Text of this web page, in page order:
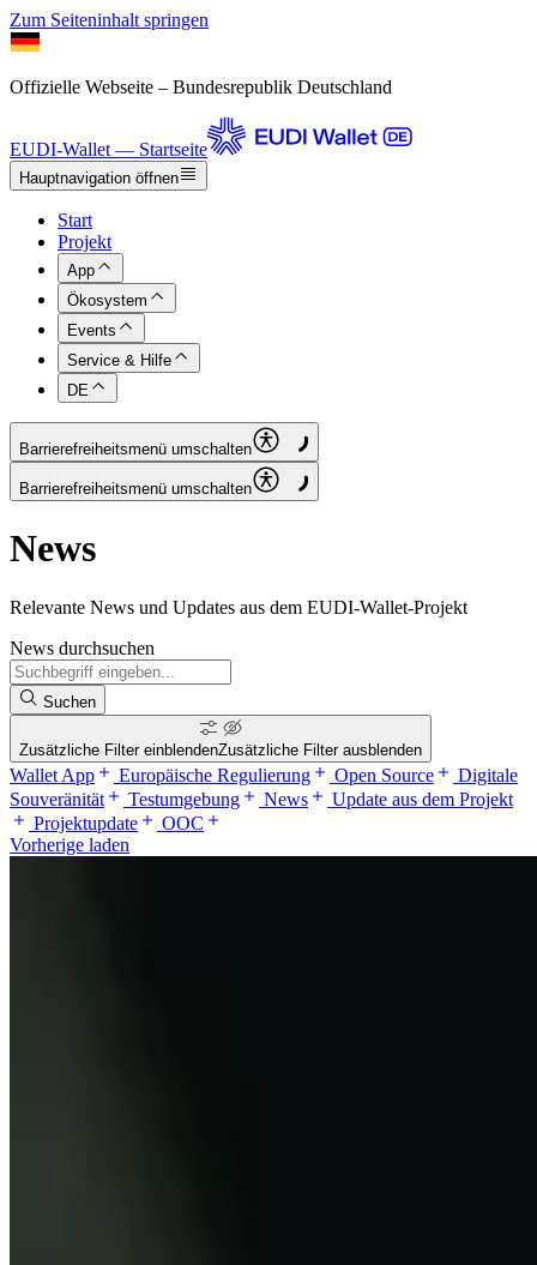
Zum Seiteninhalt springen
Offizielle Webseite – Bundesrepublik Deutschland
EUDI-Wallet — Startseite
Hauptnavigation öffnen
Start
Projekt
App
Ökosystem
Events
Service & Hilfe
DE
Barrierefreiheitsmenü umschalten
Barrierefreiheitsmenü umschalten
News
Relevante News und Updates aus dem EUDI-Wallet-Projekt
News durchsuchen
Suchen
Zusätzliche Filter einblendenZusätzliche Filter ausblenden
Wallet App Europäische Regulierung Open Source
Digitale
Souveränität
Testumgebung News
Update aus dem Projekt
Projektupdate
OOC
Vorherige laden